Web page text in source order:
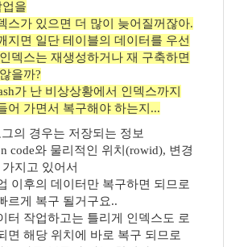
업을
스가 있으면 더 많이 늦어질꺼잖아.
지면 일단 테이블의 데이터를 우선
덱스는 재생성하거나 재 구축하면
을까?
가 난 비상상황에서 인덱스까지
어 가면서 복구해야 하는지...
그의 경우는 저장되는 정보
code와 물리적인 위치(rowid), 변경
지고 있어서
이후의 데이터만 복구하면 되므로
르게 복구 될거구요..
터 작업하고는 틀리게 인덱스도 로
면 해당 위치에 바로 복구 되므로